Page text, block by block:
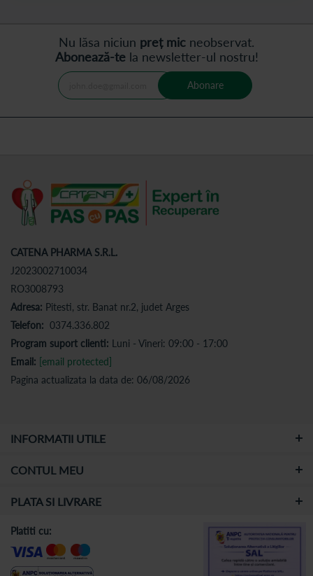
Nu lăsa niciun preț mic neobservat.
Abonează-tela newsletter-ul nostru!
Abonare
CATENA PHARMA S.R.L.
J2023002710034
RO3008793
Adresa: Pitesti, str. Banat nr.2, judet Arges
Telefon: 0374.336.802
Program suport clienti: Luni - Vineri: 09:00 - 17:00
Email: [email protected]
Pagina actualizata la data de: 06/08/2026
INFORMATII UTILE
CONTUL MEU
PLATA SI LIVRARE
Platiti cu: